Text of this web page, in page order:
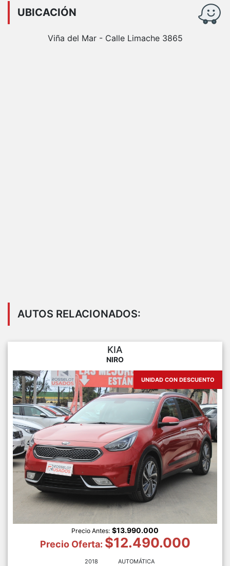
UBICACIÓN
Viña del Mar - Calle Limache 3865
AUTOS RELACIONADOS:
KIA
NIRO
UNIDAD CON DESCUENTO
Precio Antes: $13.990.000
Precio Oferta: $12.490.000
2018
AUTOMÁTICA